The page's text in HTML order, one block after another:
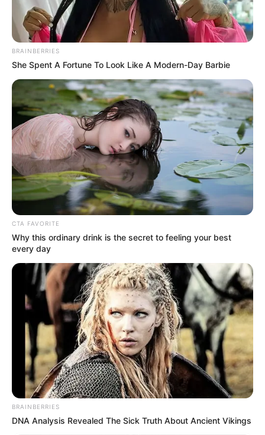
Defense. Cockerill 3105 sudah menganut full digital weapon
stabilisation and computerised fire control. Pasokan amunisi pun
ke laras mengadopsi sistem auto reload, alhasil awak pada tank
hanya 3 personel, yakni pengemudi, komandan dan juru tembak
Baca juga:Produksi Medium Tank Harimau, PT Pindad
Persiapkan Pengadaan 18 Meriam Cockerill 3105
Cockerill 3015 punya ketahanan di level STANAG level 5, artinya
kubah dapat menahan terjangan proyektil kaliber 25 mm dari
jarak 500 meter. Selain memang kodratnya melepaskan aneka
proyetil, laras 105HP juga dapat memuntahkan rudal anti tank,
yakni Falarick 105. Rudal yang masuk segmen Gun-Launched
Anti-Tank Guided Missile (GLATGM) ini dapat menghajar
sasaran sejauh 5.000 meter.(Gilang Perdana)
BRAINBERRIES
She Spent A Fortune To Look Like A Modern-Day Barbie
CTA FAVORITE
Why this ordinary drink is the secret to feeling your best
every day
BRAINBERRIES
DNA Analysis Revealed The Sick Truth About Ancient Vikings